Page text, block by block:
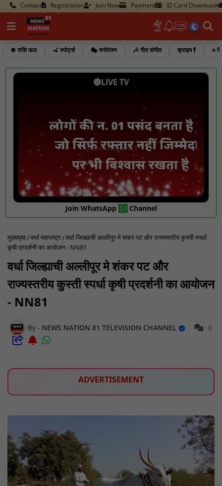
Contact Registration Join Now Payment ID Card Download
☸️ राशि फल 🏑 स्पोर्ट्स 🎭 मनोरंजन 🎶 गीत संगीत क्राइम 🕴️ ⭐
🔴LIVE TV
Join WhatsApp Channel
मुख्यपृष्ठ वर्धा महाराष्ट्र वर्धा जिल्ह्याची अल्लीपूर मे शंकर पट और राज्यस्तरीय कुस्ती स्पर्धा
कृषी प्रदर्शनी का आयोजन - NN81
वर्धा जिल्ह्याची अल्लीपूर मे शंकर पट और
राज्यस्तरीय कुस्ती स्पर्धा कृषी प्रदर्शनी का आयोजन
- NN81
NEWS NATION 81 TELEVISION CHANNEL 0
ADVERTISEMENT